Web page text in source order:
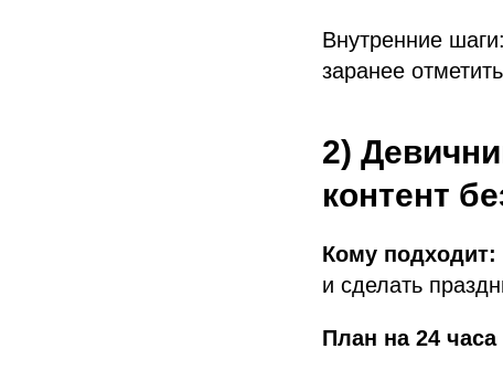
Внутренние шаги:
заранее
2)
контент
Кому подходит:
и сделать
План на 24 часа